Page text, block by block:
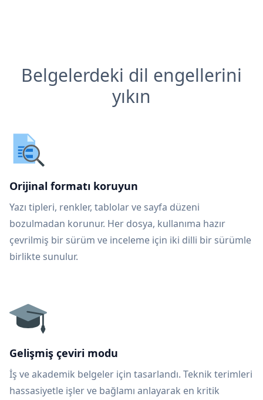
Belgelerdeki dil engellerini
yıkın
Orijinal formatı koruyun
Yazı tipleri, renkler, tablolar ve sayfa düzeni
bozulmadan korunur. Her dosya, kullanıma hazır
çevrilmiş bir sürüm ve inceleme için iki dilli bir sürümle
birlikte sunulur.
Gelişmiş çeviri modu
İş ve akademik belgeler için tasarlandı. Teknik terimleri
hassasiyetle işler ve bağlamı anlayarak en kritik